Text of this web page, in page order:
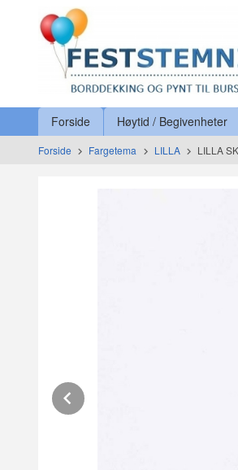
innholdet
Produkter
Forside Høytid / Begivenheter
Forside Fargetema LILLA LILLA